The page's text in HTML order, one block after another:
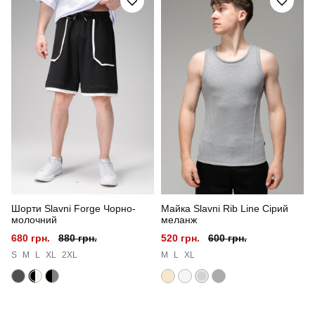
Артикул PNcr2386Sba
Призначення
чоловічий
військовий
весна
чорний
Матеріал софт
Склад тканини 100% поліестер
Країна - виробник
Шорти Slavni Forge Чорно-
молочний
680 грн.
880 грн.
S M L XL 2XL
Майка Slavni Rib Line Сірий
меланж
520 грн.
600 грн.
M L XL